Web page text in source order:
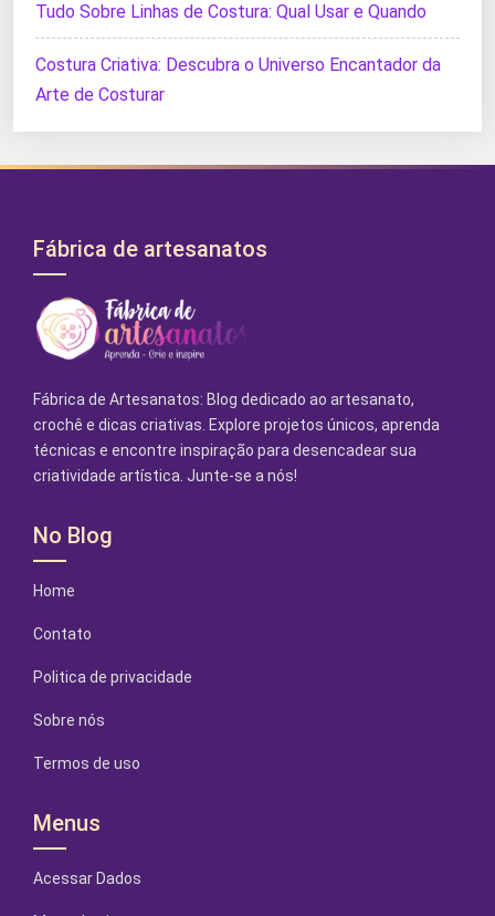
Tudo Sobre Linhas de Costura: Qual Usar e Quando
Costura Criativa: Descubra o Universo Encantador da
Arte de Costurar
Fábrica de artesanatos
Fábrica de Artesanatos: Blog dedicado ao artesanato,
crochê e dicas criativas. Explore projetos únicos, aprenda
técnicas e encontre inspiração para desencadear sua
criatividade artística. Junte-se a nós!
No Blog
Home
Contato
Politica de privacidade
Sobre nós
Termos de uso
Menus
Acessar Dados